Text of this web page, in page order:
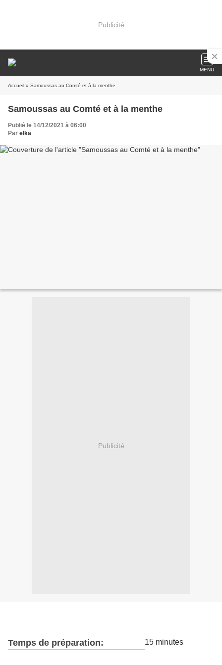
Publicité
MENU
Accueil » Samoussas au Comté et à la menthe
Samoussas au Comté et à la menthe
Publié le 14/12/2021 à 06:00
Par elka
Publicité
Temps de préparation: 15 minutes